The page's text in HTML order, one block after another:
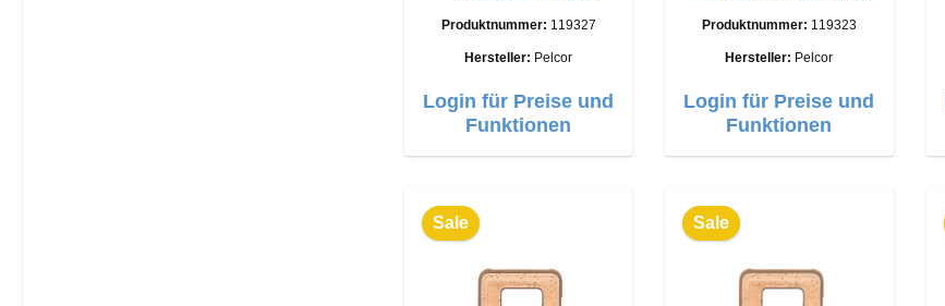
Produktnummer: 119327
Hersteller: Pelcor
Login für Preise und
Funktionen
Produktnummer: 119323
Hersteller: Pelcor
Login für Preise und
Funktionen
Sale Sale